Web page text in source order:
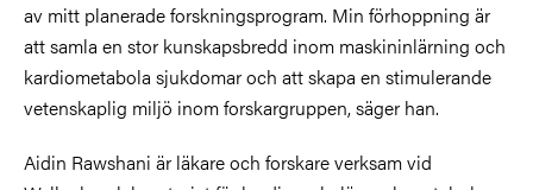
av mitt planerade forskningsprogram. Min förhoppning är
att samla en stor kunskapsbredd inom maskininlärning och
kardiometabola sjukdomar och att skapa en stimulerande
vetenskaplig miljö inom forskargruppen, säger han.
Aidin Rawshani är läkare och forskare verksam vid